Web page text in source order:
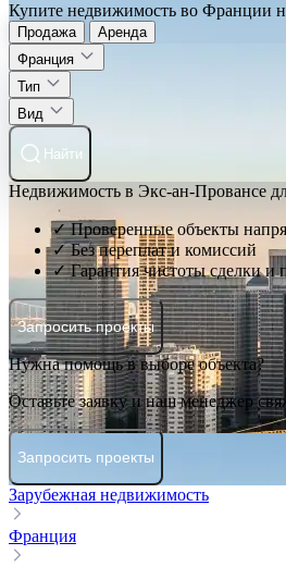
Купите недвижимость во Франции
Продажа
Аренда
Франция
Тип
Вид
Найти
Недвижимость в Экс-ан-Провансе
✓ Проверенные объекты
✓ Без переплат и комиссий
✓ Гарантия чистоты сделки и
Запросить проекты
Нужна помощь в выборе объекта?
Оставьте заявку и наш менеджер
Запросить проекты
Зарубежная недвижимость
Франция